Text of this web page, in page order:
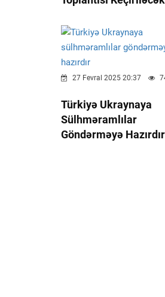
27 Fevral 2025 20:37
Türkiyə Ukraynaya
Sülhməramlılar
Göndərməyə Hazırdır